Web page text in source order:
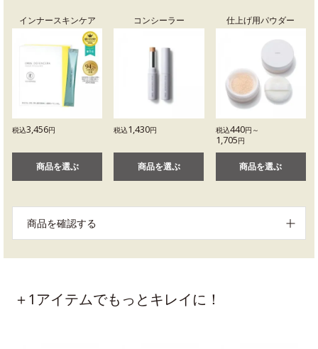
インナースキンケア
税込3,456円
商品を選ぶ
コンシーラー
税込1,430円
商品を選ぶ
仕上げ用パウダー
税込440円～
1,705円
商品を選ぶ
商品を確認する
＋1アイテムでもっとキレイに！